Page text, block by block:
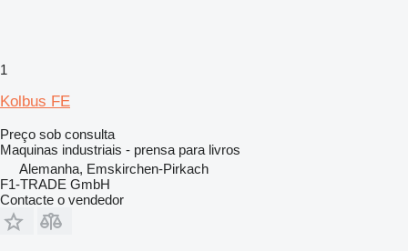
1
Kolbus FE
Preço sob consulta
Maquinas industriais - prensa para livros
Alemanha, Emskirchen-Pirkach
F1-TRADE GmbH
Contacte o vendedor